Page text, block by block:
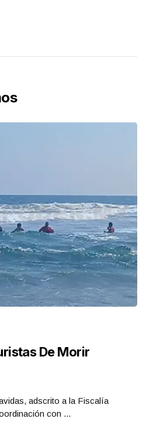
De Morir
adscrito a la Fiscalía
con ...